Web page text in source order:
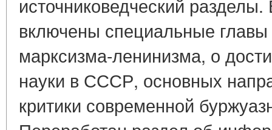
источниковедческий
включены специальные
марксизма-ленинизма, о
науки в СССР, основных
критики современной